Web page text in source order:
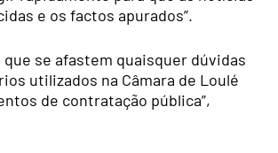
e os factos apurados”.
que se afastem quaisquer dúvidas
utilizados na Câmara de Loulé
de contratação pública”,